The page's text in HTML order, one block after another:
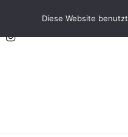
Diese Website